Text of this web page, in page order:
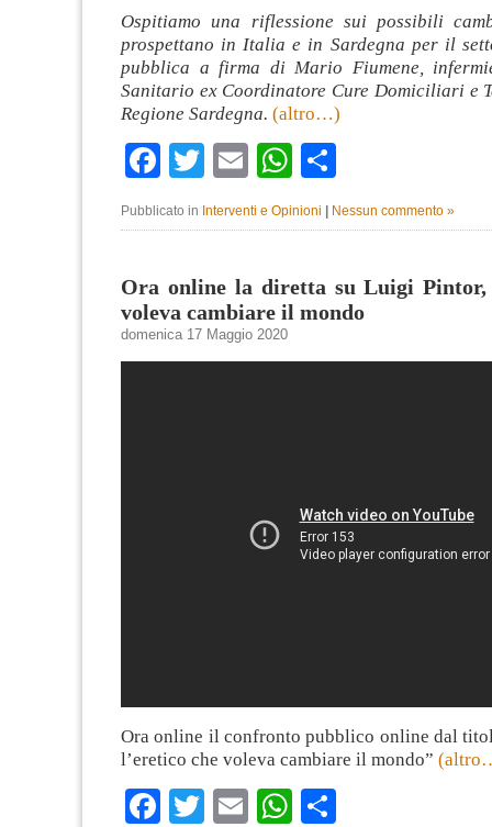
Ospitiamo una riflessione sui possibili
prospettano in Italia e in Sardegna per il
pubblica a firma di Mario Fiumene,
Sanitario ex Coordinatore Cure Domiciliari e
Regione Sardegna. (altro…)
Facebook
TwitterEmailWhatsApp
Pubblicato in Interventi e Opinioni | Nessun commento »
Ora online la diretta su Luigi Pintor,
voleva cambiare il mondo
domenica 17 Maggio 2020
Ora online il confronto pubblico online dal
l’eretico che voleva cambiare il mondo”
Facebook
Twitter
EmailWhatsApp